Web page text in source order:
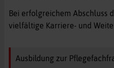
Bei erfolgreichem Abschluss
vielfältige Karriere- und
Ausbildung zur